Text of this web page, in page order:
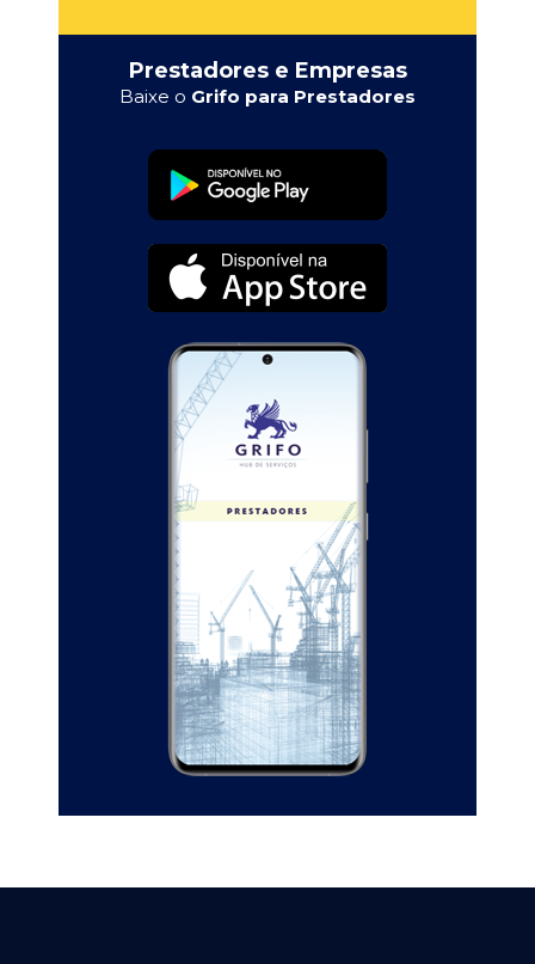
Prestadores e Empresas
Baixe o Grifo para Prestadores